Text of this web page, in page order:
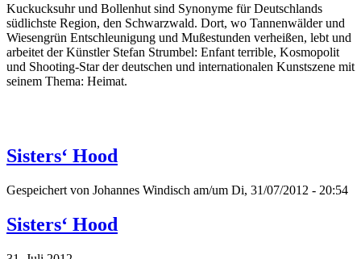
Kuckucksuhr und Bollenhut sind Synonyme für Deutschlands
südlichste Region, den Schwarzwald. Dort, wo Tannenwälder und
Wiesengrün Entschleunigung und Mußestunden verheißen, lebt und
arbeitet der Künstler Stefan Strumbel: Enfant terrible, Kosmopolit
und Shooting-Star der deutschen und internationalen Kunstszene mit
seinem Thema: Heimat.
Sisters‘ Hood
Gespeichert von Johannes Windisch am/um Di, 31/07/2012 - 20:54
Sisters‘ Hood